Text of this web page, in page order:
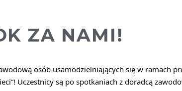
ZA NAMI!
osób usamodzielniających się w ramach
Uczestnicy są po spotkaniach z doradcą